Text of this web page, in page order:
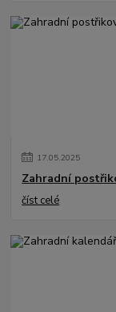
17.05.2025
Zahradní
číst celé